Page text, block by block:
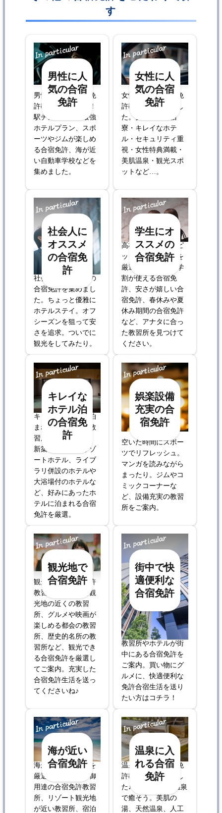
す
男性に人
気の合宿
免許
男性に人気の合宿免
許教習所はコチラ！
駅チカのコスパ最強
ホテルプラン、スポ
ーツやジムが楽しめ
る合宿免許、海が近
い自動車学校などを
集めました。
女性に人
気の合宿
免許
女性に人気の合宿免
許教習所を集めまし
た。女性専用合宿
寮・キレイなホテ
ル・セキュリティ重
視・女性特典満載・
美肌温泉・観光スポ
ットなど…。
社会人に
オススメ
の合宿免
許
社会人におすすめの
合宿免許を集めまし
た。ちょっと優雅に
ホテルステイ。オフ
シーズンを狙って安
さを追求。ついでに
観光をしてみたり。
学生にオ
ススメの
合宿免許
高校生や大学生にピ
ッタリの合宿免許を
厳選してご案内。学
割が使える合宿免
許、安さが嬉しい合
宿免許、春休みや夏
休み期間の合宿免許
など、アナタに合っ
た教習所を見つけて
ください。
キレイな
ホテル泊
の合宿免
許
キレイなホテルに泊
まれる合宿免許の教
習所を集めました。
新築のホテルやリゾ
ートホテル、ライブ
ラリ併設のホテルや
大浴場付のホテルな
ど、好みにあったホ
テルに泊まれる合宿
免許を厳選。
娯楽設備
充実の合
宿免許
空いた時間にスポー
ツでリフレッシュ。
マンガを読みながら
まったり。ジムやコ
ミックコーナーな
ど、設備充実の教習
所をご案内。
観光地で
合宿免許
観光できる合宿免許
教習所一覧！有名観
光地の近くの教習
所、グルメや映画が
楽しめる都会の教習
所、歴史的名所の教
習所など、観光でき
る合宿免許を厳選し
てご案内。充実した
合宿免許生活を送っ
てくださいね♪
街中で快
適便利な
合宿免許
教習所やホテルが街
中にある合宿免許を
ご案内。買い物にグ
ルメに、快適便利な
免許合宿生活を送り
たい方はコチラ！
海が近い
合宿免許
海が近い合宿免許を
厳選。サーファー御
用達の合宿免許教習
所、リゾート観光地
が近い教習所、宿泊
温泉に入
れる合宿
免許
温泉に入れる合宿免
許教習所を集めまし
た♪ 教習の疲れは温泉
で癒そう。美肌の
湯、天然温泉、人工